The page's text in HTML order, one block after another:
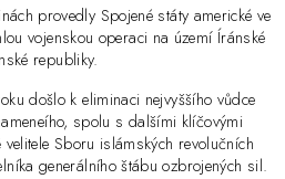
provedly Spojené státy americké ve
vojenskou operaci na území Íránské
republiky.
došlo k eliminaci nejvyššího vůdce
spolu s dalšími klíčovými
Sboru islámských revolučních
generálního štábu ozbrojených sil.